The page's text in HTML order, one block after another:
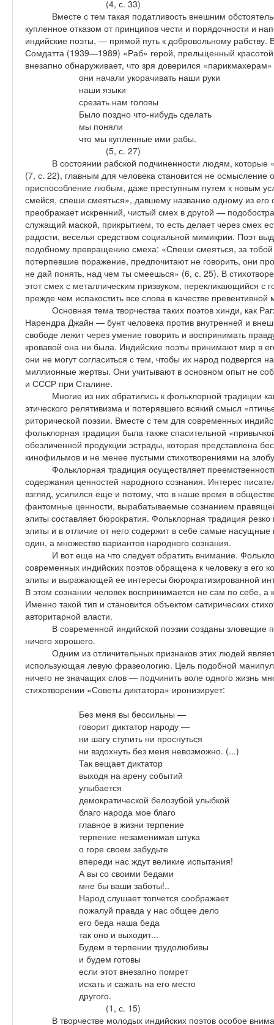
(4, с. 33)
Вместе с тем такая податливость внешним
купленное отказом от принципов чести и порядочности и
индийские поэты, — прямой путь к добровольному рабству.
Сомдатта (1939—1989) «Раб» герой, прельщенный
внезапно обнаруживает, что зря доверился
они начали укорачивать наши руки
наши языки
срезать нам головы
Было поздно что-нибудь сделать
мы поняли
что мы купленные ими рабы.
(5, с. 27)
В состоянии рабской подчиненности людям, которые
(7, с. 22), главным для человека становится не осмысление
приспособление любым, даже преступным путем к новым
смейся, спеши смеяться», давшему название одному из его
преображает искренний, чистый смех в другой —
служащий маской, прикрытием, то есть делает через смех
радости, веселья средством социальной мимикрии. Поэт
подобному превращению смеха: «Спеши смеяться, за
потерпевшие поражение, предпочитают не говорить, они
не дай понять, над чем ты смеешься» (6, с. 25). В
этот смех с металлическим призвуком, перекликающийся с
прежде чем испакостить все слова в качестве
Основная тема творчества таких поэтов хинди, как
Нарендра Джайн — бунт человека против внутренней и
свободе лежит через умение говорить и воспринимать
кровавой она ни была. Индийские поэты принимают мир в
они не могут согласиться с тем, чтобы их народ подвергся
миллионные жертвы. Они учитывают в основном опыт не
и СССР при Сталине.
Многие из них обратились к фольклорной традиции
этического релятивизма и потерявшего всякий смысл
риторической поэзии. Вместе с тем для современных
фольклорная традиция была также спасительной
обезличенной продукции эстрады, которая представлена
кинофильмов и не менее пустыми стихотворениями на
Фольклорная традиция осуществляет
содержания ценностей народного сознания. Интерес
взгляд, усилился еще и потому, что в наше время в
фантомные ценности, вырабатываемые сознанием
элиты составляет бюрократия. Фольклорная традиция
элиты и в отличие от него содержит в себе самые
один, а множество вариантов народного сознания.
И вот еще на что следует обратить внимание.
современных индийских поэтов обращена к человеку в его
элиты и выражающей ее интересы бюрократизированной
В этом сознании человек воспринимается не сам по себе, а
Именно такой тип и становится объектом сатирических
авторитарной власти.
В современной индийской поэзии созданы зловещие
ничего хорошего.
Одним из отличительных признаков этих людей
использующая левую фразеологию. Цель подобной
ничего не значащих слов — подчинить воле одного жизнь
стихотворении «Советы диктатора» иронизирует:
Без меня вы бессильны —
говорит диктатор народу —
ни шагу ступить ни проснуться
ни вздохнуть без меня невозможно. (...)
Так вещает диктатор
выходя на арену событий
улыбается
демократической белозубой улыбкой
благо народа мое благо
главное в жизни терпение
терпение незаменимая штука
о горе своем забудьте
впереди нас ждут великие испытания!
А вы со своими бедами
мне бы ваши заботы!..
Народ слушает топчется соображает
пожалуй правда у нас общее дело
его беда наша беда
так оно и выходит...
Будем в терпении трудолюбивы
и будем готовы
если этот внезапно помрет
искать и сажать на его место
другого.
(1, с. 15)
В творчестве молодых индийских поэтов особое